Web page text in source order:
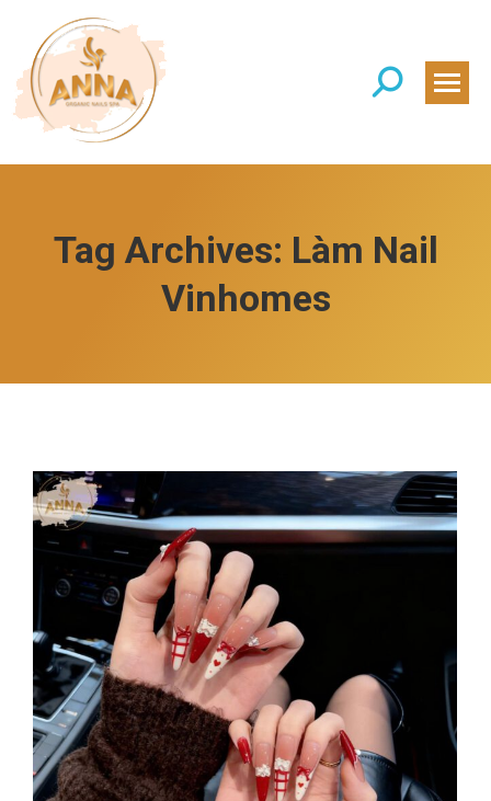
Search:
Tag Archives: Làm Nail
Vinhomes